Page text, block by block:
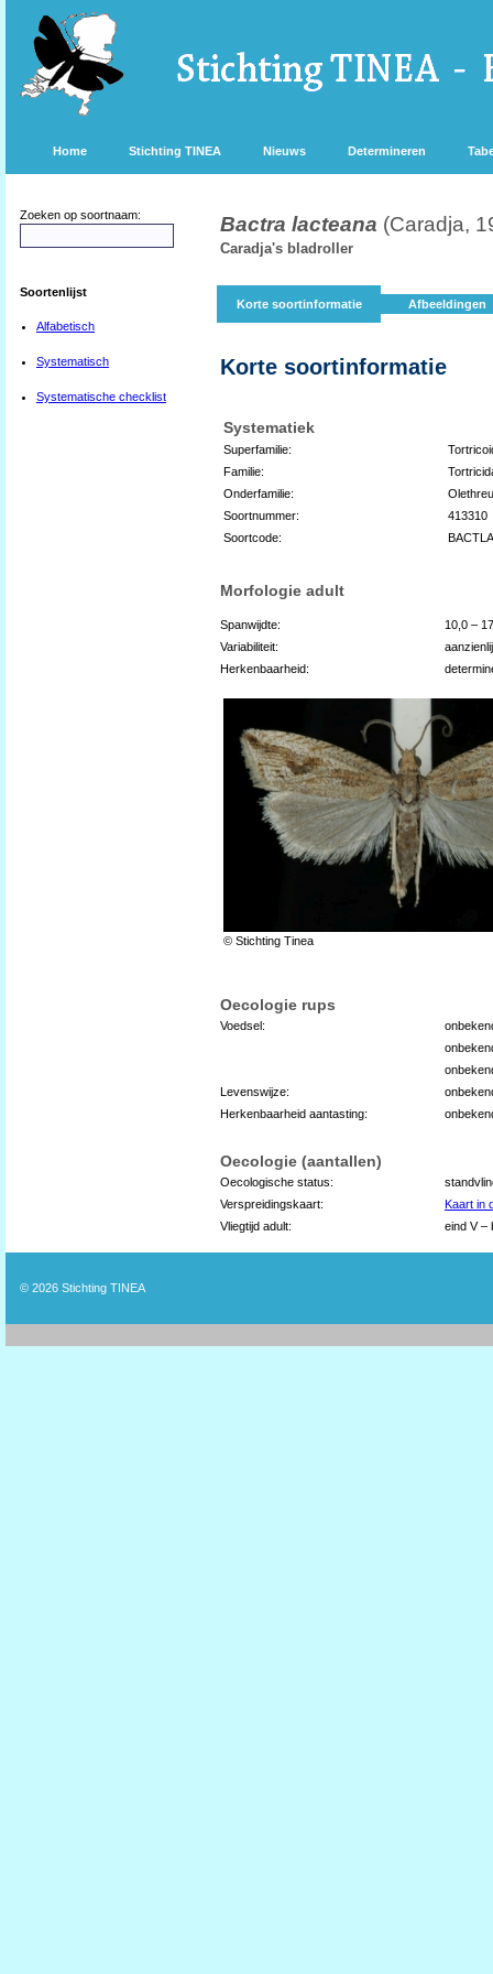
Home Stichting TINEA Nieuws Determineren
Zoeken op soortnaam:
Soortenlijst
Alfabetisch
Systematisch
Systematische checklist
Bactra lacteana (Caradja,
Caradja's bladroller
Korte soortinformatie Afbeeldingen
Korte soortinformatie
Systematiek
Superfamilie:
Familie:
Onderfamilie:
Soortnummer:
413310
Soortcode:
Morfologie adult
Spanwijdte:
10,0 –
Variabiliteit:
Herkenbaarheid:
© Stichting Tinea
Oecologie rups
Voedsel:
Levenswijze:
Herkenbaarheid aantasting:
Oecologie (aantallen)
Oecologische status:
Verspreidingskaart:
Kaart in
Vliegtijd adult:
eind V –
© 2026 Stichting TINEA